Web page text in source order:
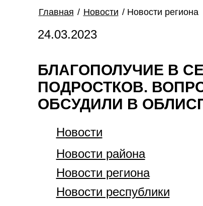
Главная / Новости / Новости региона
24.03.2023
БЛАГОПОЛУЧИЕ В
ПОДРОСТКОВ.
ОБСУДИЛИ В
Новости
Новости района
Новости региона
Новости республики